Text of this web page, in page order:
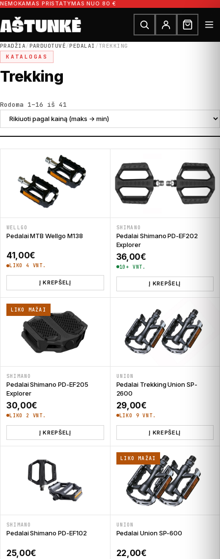
Pereiti prie turinio
NEMOKAMAS PRISTATYMAS NUO 80 €
Ieškoti dalių
Ieškoti
PRADŽIA/PARDUOTUVĖ/PEDALAI /TREKKING
KATALOGAS
Trekking
Rodoma 1–16 iš 41
WELLGO
Pedalai MTB Wellgo M138
41,00€
LIKO 4 VNT.
Į KREPŠELĮ
SHIMANO
Pedalai Shimano PD-EF202
Explorer
36,00€
10+ VNT.
Į KREPŠELĮ
LIKO MAŽAI
SHIMANO
Pedalai Shimano PD-EF205
Explorer
30,00€
LIKO 2 VNT.
Į KREPŠELĮ
UNION
Pedalai Trekking Union SP-
2600
29,00€
LIKO 9 VNT.
Į KREPŠELĮ
SHIMANO
Pedalai Shimano PD-EF102
25,00€
LIKO MAŽAI
UNION
Pedalai Union SP-600
22,00€